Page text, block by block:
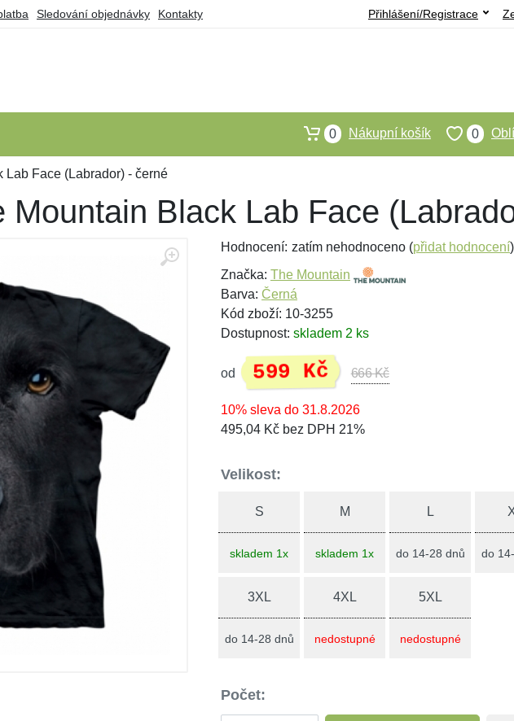
Sledování objednávky Kontakty Přihlášení/Registrace
0
0 Nákupní košík
Face (Labrador) - černé
Mountain Black Lab Face
Hodnocení: zatím nehodnoceno (přidat hodnocení)
Značka: The Mountain
Barva: Černá
Kód zboží: 10-3255
Dostupnost: skladem 2 ks
od 599 Kč 666 Kč
10% sleva do 31.8.2026
495,04 Kč bez DPH 21%
Velikost:
S
skladem 1x
M
skladem 1x
L
do 14-28 dnů do
3XL
do 14-28 dnů
4XL
nedostupné
5XL
nedostupné
Počet: